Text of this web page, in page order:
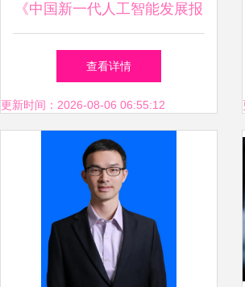
《中国新一代人工智能发展报
告2020》解读 人工智能应用
软件开发的跃升与挑战
查看详情
更新时间：2026-08-06 06:55:12